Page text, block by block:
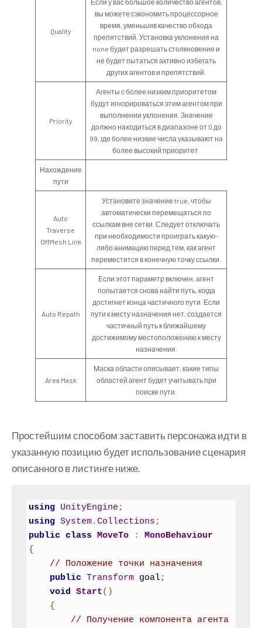
Quality
Если у вас большое количество агентов,
вы можете сэкономить процессорное
время, уменьшив качество обхода
препятствий. Установка уклонения на
none будет разрешать столкновение и
не будет пытаться активно избегать
других агентов и препятствий.
Priority
Агенты с более низким приоритетом
будут игнорироваться этим агентом при
выполнении уклонения. Значение
должно находиться в диапазоне от 0 до
99, где более низкие числа указывают на
более высокий приоритет.
Нахождение
пути
Auto
Traverse
OffMesh Link
Установите значение true, чтобы
автоматически перемещаться по
ссылкам вне сетки. Следует отключать
при необходимости проиграть какую-
либо анимацию перед тем, как агент
переместится в конечную точку ссылки.
Auto Repath
Если этот параметр включен, агент
попытается снова найти путь, когда
достигнет конца частичного пути. Если
пути к месту назначения нет, создается
частичный путь к ближайшему
достижимому местоположению к месту
назначения.
Area Mask
Маска области описывает, какие типы
областей агент будет учитывать при
поиске пути.
Простейшим способом заставить персонажа идти в
указанную позицию будет использование сценария
описанного в листинге ниже.
using UnityEngine ;
using System.Collections ;
public class MoveTo :
MonoBehaviour
{
// Положение точки назначения
public Transform goal;
void Start()
{
// Получение компонента агента